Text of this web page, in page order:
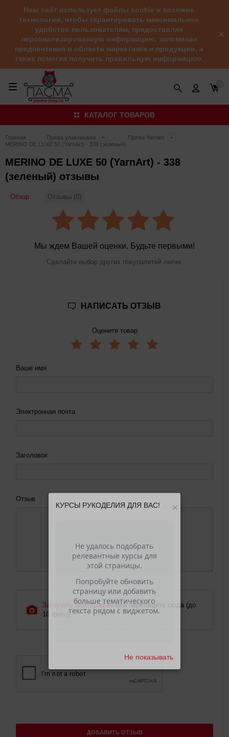
Наш сайт использует файлы cookie и похожие
технологии, чтобы гарантировать максимальное
удобство пользователям, предоставляя
персонализированную информацию, запоминая
предпочтения в области маркетинга и продукции, а
также помогая получить правильную информацию.
КАТАЛОГ ТОВАРОВ
Главная Пряжа упаковками
Пряжа Yarnart
MERINO DE LUXE 50 (YarnArt) - 338 (зеленый)
MERINO DE LUXE 50 (YarnArt) - 338
(зеленый) отзывы
Обзор Отзывы (0)
Мы ждем Вашей оценки. Будьте первыми!
Сделайте выбор других покупалетей легче.
НАПИСАТЬ ОТЗЫВ
Оцените товар
Ваше имя
Электронная почта
Заголовок
Отзыв
Загрузить фотографииили перетащите сюда (до
10 фото)
ДОБАВИТЬ ОТЗЫВ
×
КУРСЫ РУКОДЕЛИЯ ДЛЯ ВАС!
Не показывать